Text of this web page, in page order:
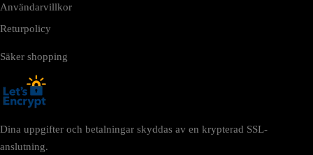
Användarvillkor
Returpolicy
Säker shopping
Dina uppgifter och betalningar skyddas av en krypterad SSL-
anslutning.